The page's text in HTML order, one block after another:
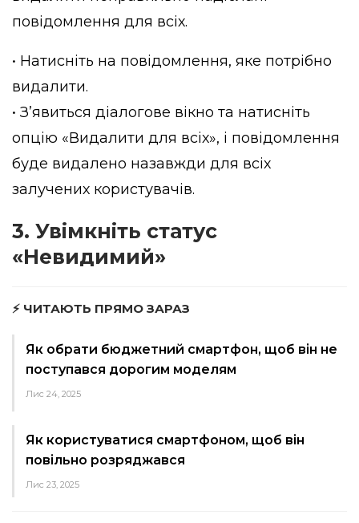
повідомлення для всіх.
• Натисніть на повідомлення, яке потрібно
видалити.
• З’явиться діалогове вікно та натисніть
опцію «Видалити для всіх», і повідомлення
буде видалено назавжди для всіх
залучених користувачів.
3. Увімкніть статус
«Невидимий»
⚡ ЧИТАЮТЬ ПРЯМО ЗАРАЗ
Як обрати бюджетний смартфон, щоб він не
поступався дорогим моделям
Лис 24, 2025
Як користуватися смартфоном, щоб він
повільно розряджався
Лис 23, 2025